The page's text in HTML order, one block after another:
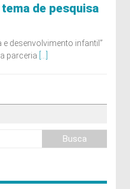
de pesquisa
desenvolvimento infantil”
parceria